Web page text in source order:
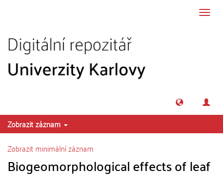
Zobrazit záznam
Zobrazit minimální záznam
Biogeomorphological effects of leaf